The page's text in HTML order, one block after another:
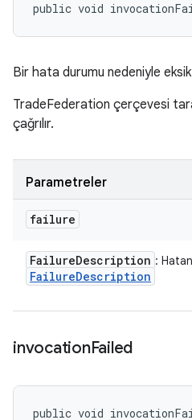
public void
Bir hata durumu nedeniyle
TradeFederation çerçevesi
çağrılır.
Parametreler
failure
FailureDescription :
FailureDescription
invocationFailed
public void